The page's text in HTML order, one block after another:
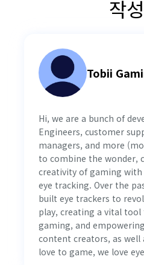
작
Tobii
Hi, we are a bunch of
Engineers, customer
managers, and more
to combine the wonder,
creativity of gaming
eye tracking. Over the
built eye trackers to
play, creating a vital
gaming, and
content creators, as well
love to game, we love